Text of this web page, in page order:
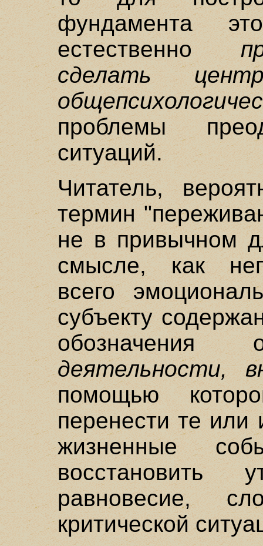
фундамента
естественно
сделать
проблемы
ситуаций.
Читатель,
термин
не в привычном
смысле, как
всего
субъекту
деятельности,
помощью
перенести те
жизненные
восстановить
равновесие,
критической